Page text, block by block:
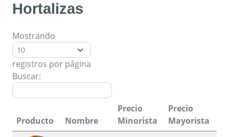
Hortalizas
Mostrando
registros por página
Buscar:
Producto Nombre
Precio
Minorista
Precio
Mayorista